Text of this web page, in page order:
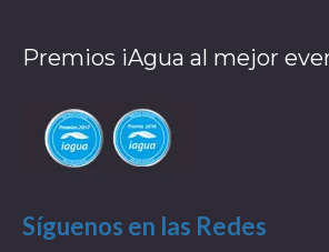
Premios iAgua al mejor
Síguenos en las Redes